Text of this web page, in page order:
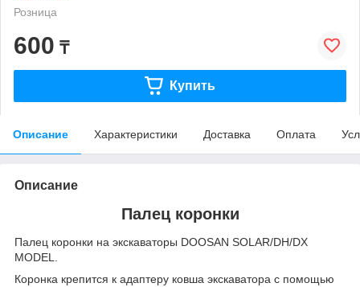
Розница
600 ₸
Купить
Описание Характеристики Доставка Оплата
Описание
Палец коронки
Палец коронки на экскаваторы DOOSAN SOLAR/DH/DX
MODEL.
Коронка крепится к адаптеру ковша экскаватора с помощью